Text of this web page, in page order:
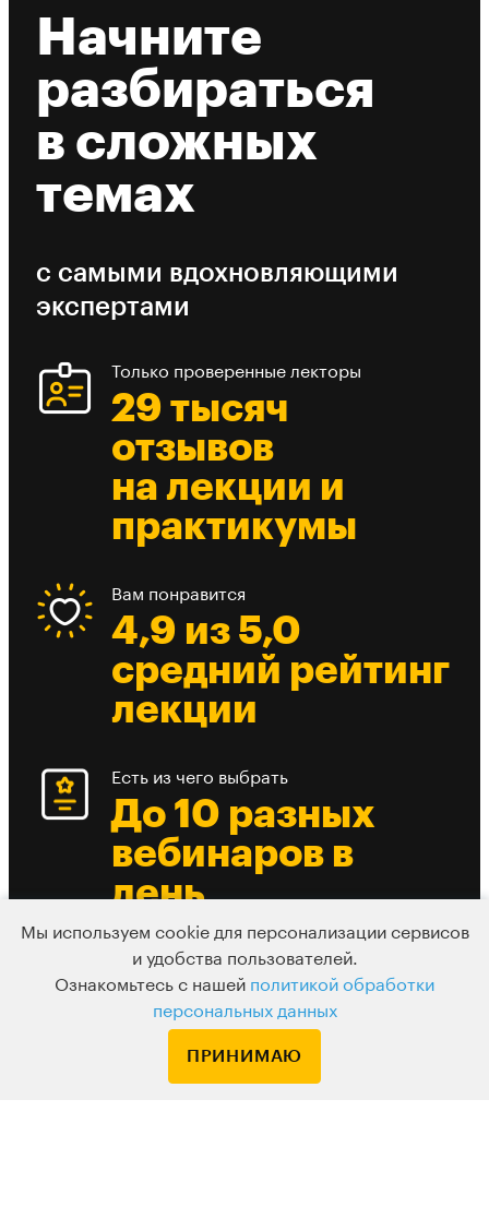
Начните
разбираться
в сложных
темах
с самыми вдохновляющими
экспертами
Только проверенные лекторы
29 тысяч
отзывов
на лекции и
практикумы
Вам понравится
4,9 из 5,0
средний рейтинг
лекции
Есть из чего выбрать
До 10 разных
вебинаров в
день
Мы используем cookie для персонализации сервисов
и удобства пользователей.
Ознакомьтесь с нашей политикой обработки
персональных данных
ПРИНИМАЮ